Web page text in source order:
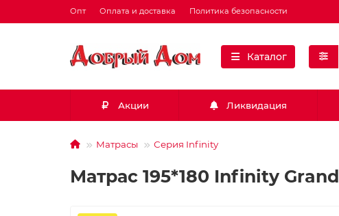
Опт Оплата и доставка Политика безопасности
Каталог
Акции Ликвидация
Матрасы Серия Infinity
Матрас 195*180 Infinity Grand